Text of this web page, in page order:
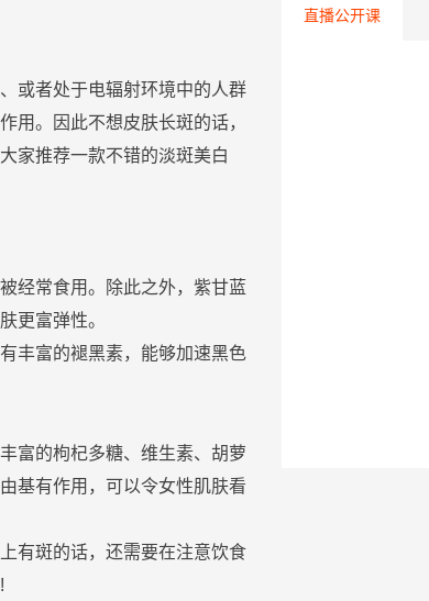
或者处于电辐射环境中的人群
作用。因此不想皮肤长斑的话，
家推荐一款不错的淡斑美白
经常食用。除此之外，紫甘蓝
更富弹性。
丰富的褪黑素，能够加速黑色
富的枸杞多糖、 维生素、胡萝
基有作用，可以令女性肌肤看
上有斑的话，还需要在注意饮食
!
直播公开课